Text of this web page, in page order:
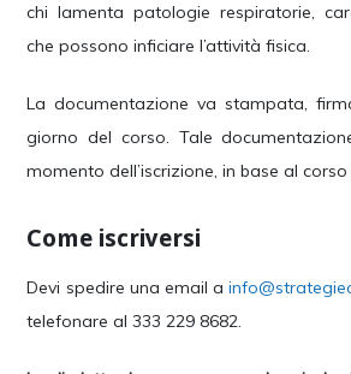
chi lamenta patologie respiratorie,
che possono inficiare l’attività fisica.
La documentazione va stampata,
giorno del corso. Tale
momento dell’iscrizione, in base al corso
Come iscriversi
Devi spedire una email a
telefonare al 333 229 8682.